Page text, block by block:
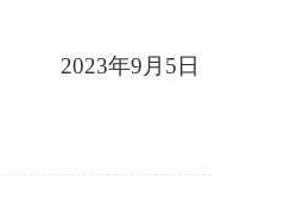
2023年9 月 5 日